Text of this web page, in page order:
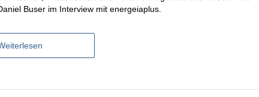
Buser im Interview mit energeiaplus.